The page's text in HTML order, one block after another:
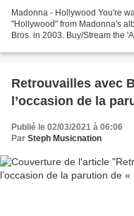
Madonna - Hollywood You're
"Hollywood" from Madonna's
Bros. in 2003. Buy/Stream the
Retrouvailles avec
l’occasion de la
Publié le 02/03/2021 à 06:06
Par Steph Musicnation